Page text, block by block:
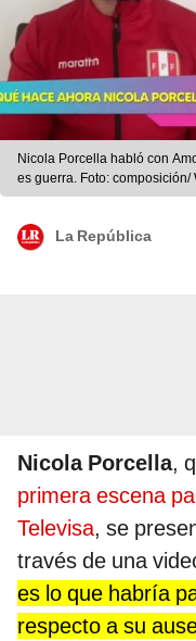
Nicola Porcella habló con
es guerra. Foto: composición/
La República
Nicola Porcella,
primera escena
Televisa, se
través de una
es lo que habría
respecto a su